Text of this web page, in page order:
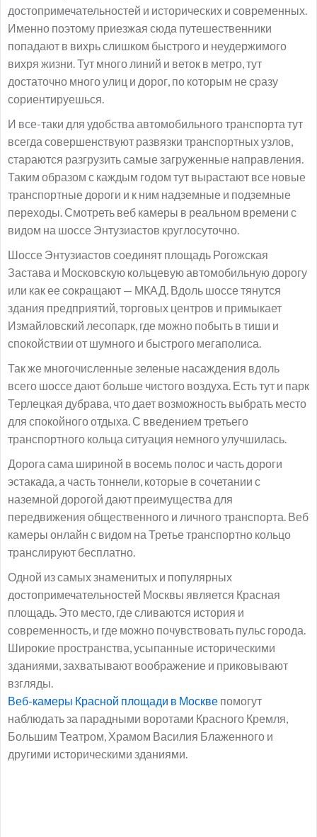
достопримечательностей и исторических и современных.
Именно поэтому приезжая сюда путешественники
попадают в вихрь слишком быстрого и неудержимого
вихря жизни. Тут много линий и веток в метро, тут
достаточно много улиц и дорог, по которым не сразу
сориентируешься.
И все-таки для удобства автомобильного транспорта тут
всегда совершенствуют развязки транспортных узлов,
стараются разгрузить самые загруженные направления.
Таким образом с каждым годом тут вырастают все новые
транспортные дороги и к ним надземные и подземные
переходы. Смотреть веб камеры в реальном времени с
видом на шоссе Энтузиастов круглосуточно.
Шоссе Энтузиастов соединят площадь Рогожская
Застава и Московскую кольцевую автомобильную дорогу
или как ее сокращают — МКАД. Вдоль шоссе тянутся
здания предприятий, торговых центров и примыкает
Измайловский лесопарк, где можно побыть в тиши и
спокойствии от шумного и быстрого мегаполиса.
Так же многочисленные зеленые насаждения вдоль
всего шоссе дают больше чистого воздуха. Есть тут и парк
Терлецкая дубрава, что дает возможность выбрать место
для спокойного отдыха. С введением третьего
транспортного кольца ситуация немного улучшилась.
Дорога сама шириной в восемь полос и часть дороги
эстакада, а часть тоннели, которые в сочетании с
наземной дорогой дают преимущества для
передвижения общественного и личного транспорта. Веб
камеры онлайн с видом на Третье транспортно кольцо
транслируют бесплатно.
Одной из самых знаменитых и популярных
достопримечательностей Москвы является Красная
площадь. Это место, где сливаются история и
современность, и где можно почувствовать пульс города.
Широкие пространства, усыпанные историческими
зданиями, захватывают воображение и приковывают
взгляды.
Веб-камеры Красной площади в Москве помогут
наблюдать за парадными воротами Красного Кремля,
Большим Театром, Храмом Василия Блаженного и
другими историческими зданиями.